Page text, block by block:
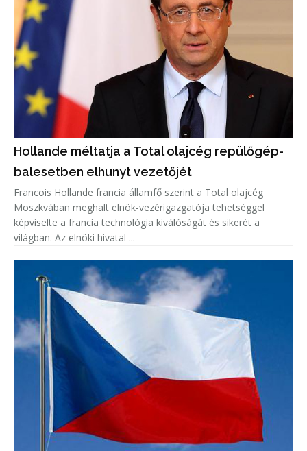
Hollande méltatja a Total olajcég repülőgép-
balesetben elhunyt vezetőjét
Francois Hollande francia államfő szerint a Total olajcég
Moszkvában meghalt elnök-vezérigazgatója tehetséggel
képviselte a francia technológia kiválóságát és sikerét a
világban. Az elnöki hivatal ...